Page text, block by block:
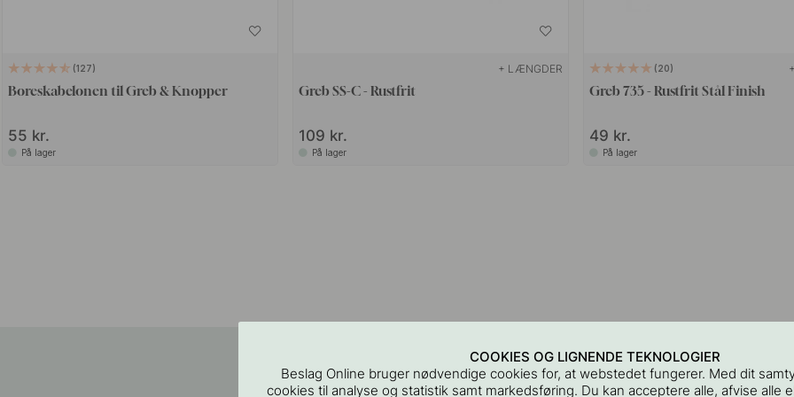
127
Boreskabelonen til Greb & Knopper
55 kr.
På lager
+ LÆNGDER
Greb SS-C - Rustfrit
109 kr.
På lager
20
Greb 735 - Rustfrit Stål Finish
49 kr.
På lager
COOKIES OG LIGNENDE TEKNOLOGIER
Beslag Online bruger nødvendige cookies for, at webstedet fungerer. Med dit
cookies til analyse og statistik samt markedsføring. Du kan acceptere alle, afvise alle